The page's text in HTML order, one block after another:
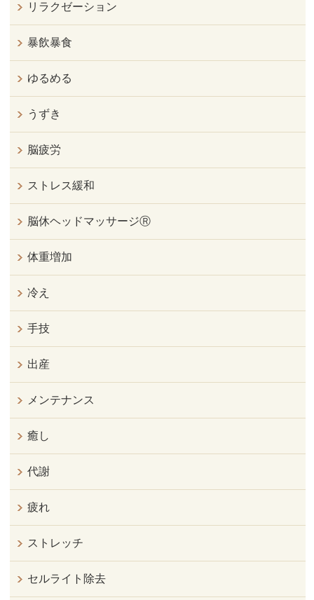
リラクゼーション
暴飲暴食
ゆるめる
うずき
脳疲労
ストレス緩和
脳休ヘッドマッサージⓇ
体重増加
冷え
手技
出産
メンテナンス
癒し
代謝
疲れ
ストレッチ
セルライト除去